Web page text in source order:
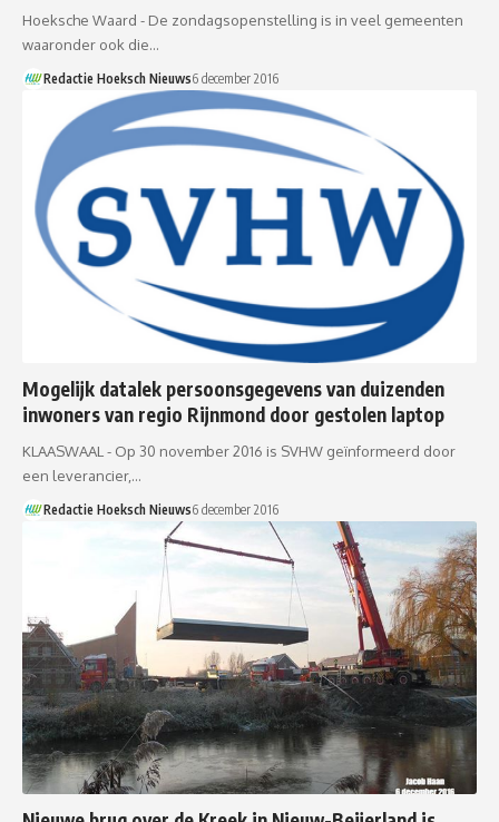
Hoeksche Waard - De zondagsopenstelling is in veel gemeenten
waaronder ook die…
Redactie Hoeksch Nieuws6 december 2016
Mogelijk datalek persoonsgegevens van duizenden
inwoners van regio Rijnmond door gestolen laptop
KLAASWAAL - Op 30 november 2016 is SVHW geïnformeerd door
een leverancier,…
Redactie Hoeksch Nieuws6 december 2016